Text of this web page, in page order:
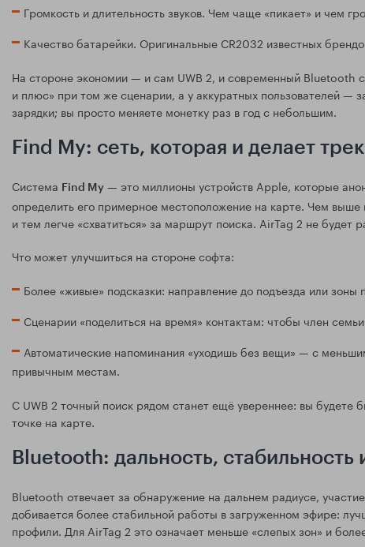
Громкость и длительность звуков. Чем чаще «пикает» и чем
Качество батарейки. Оригинальные CR2032 известных
На стороне экономии — и сам UWB 2, и современный
и плюс» при том же сценарии, а у аккуратных пользователей —
зарядки; вы просто меняете монетку раз в год с небольшим.
Find My: сеть, которая и делает
Система Find My — это миллионы устройств Apple, которые
определить его примерное местоположение на карте. Чем выше
и тем легче «схватиться» за маршрут поиска. AirTag 2 не
Что может улучшиться на стороне софта:
Более «живые» подсказки: направление до подъезда или зоны
Сценарии «поделиться на время» контактам: чтобы член
Автоматические напоминания «уходишь без вещи» — с
привычным местам.
С UWB 2 точный поиск рядом станет ещё увереннее: вы будете
точке на карте.
Bluetooth: дальность, стабильность
Bluetooth отвечает за обнаружение на дальнем радиусе,
добивается более стабильной работы в загруженном эфире:
профили. Для AirTag 2 это означает меньше «слепых зон» и